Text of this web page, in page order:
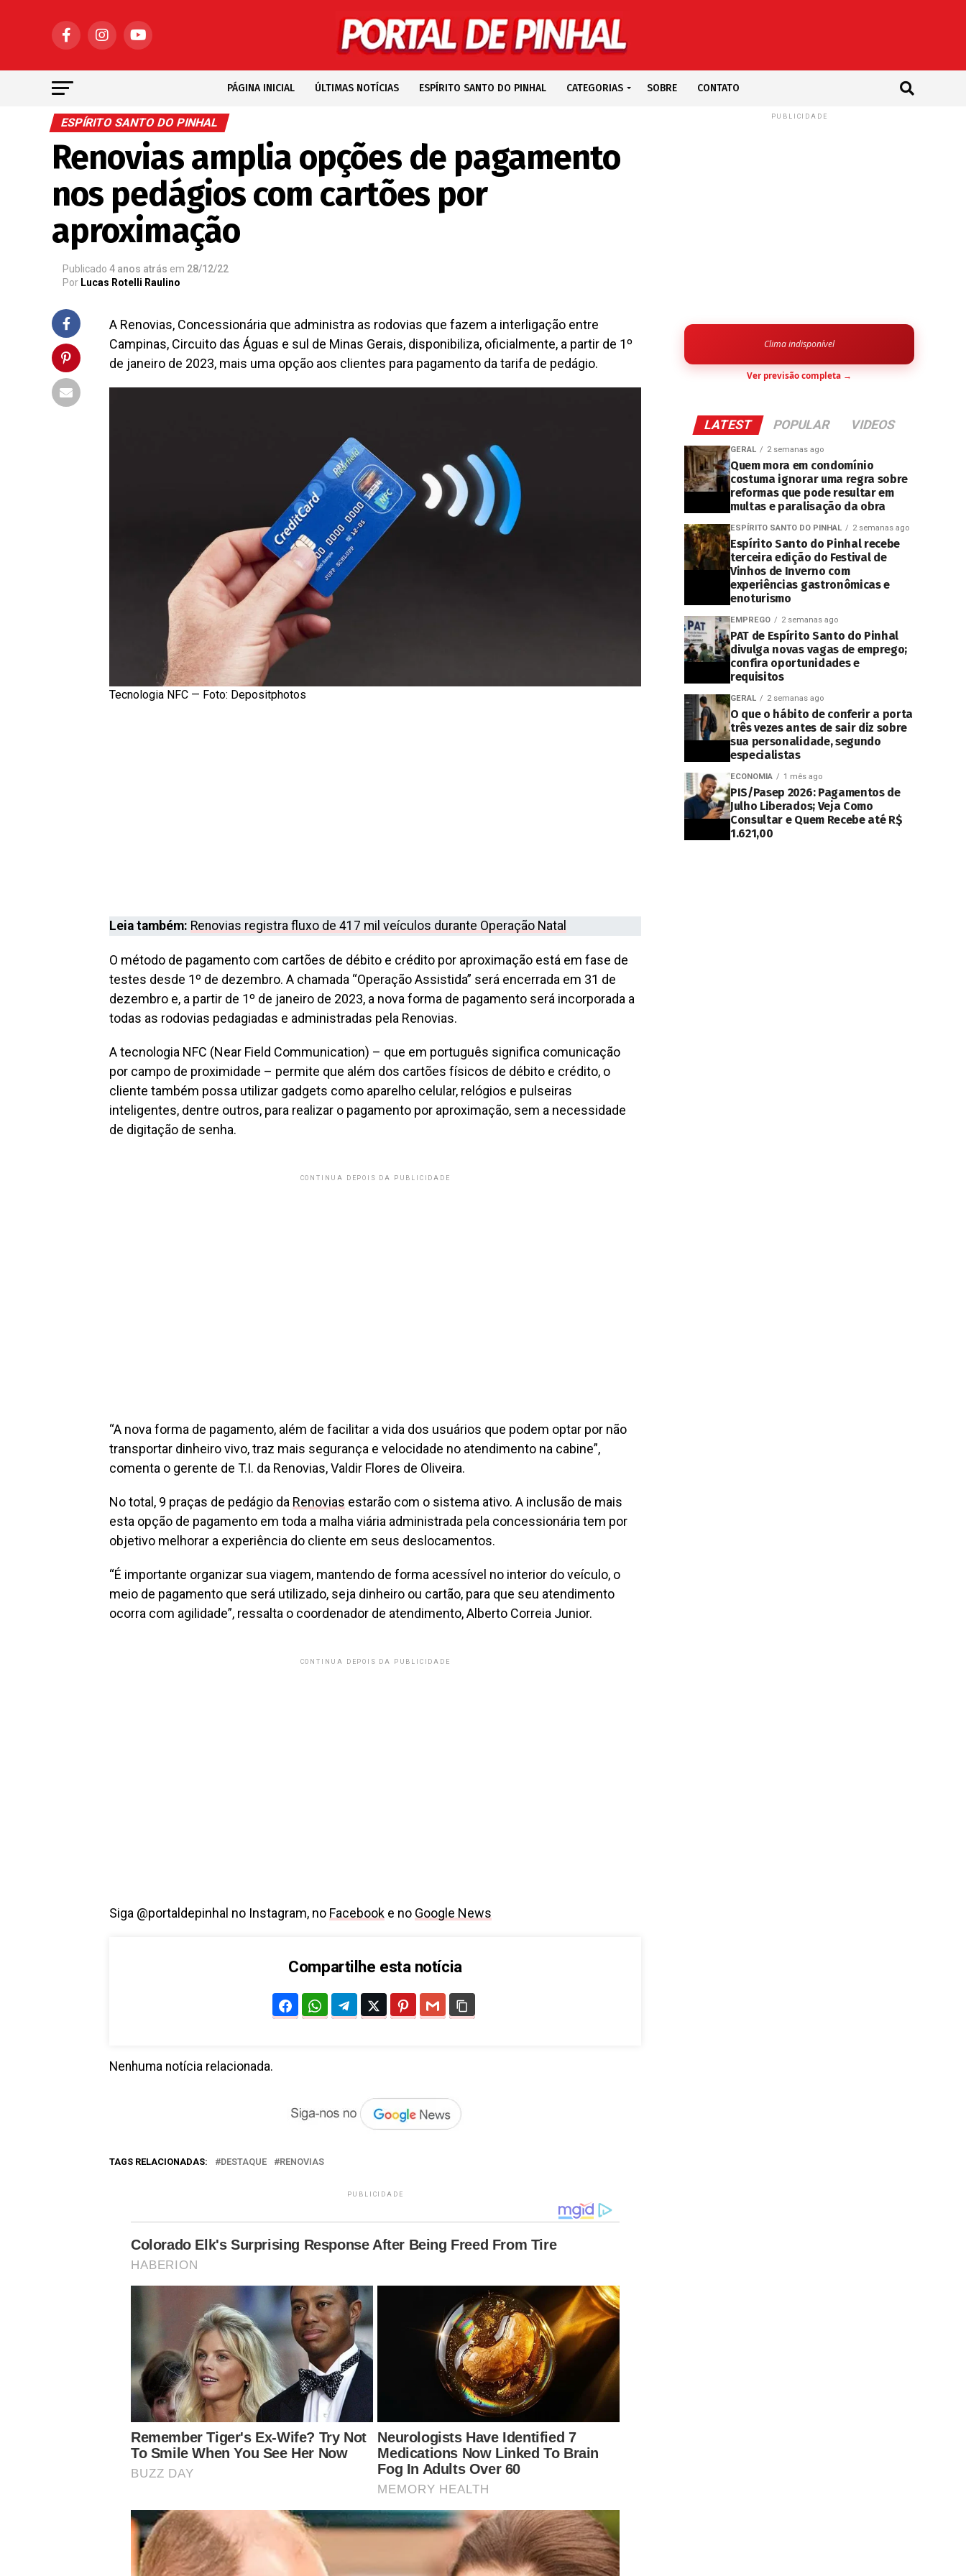
PÁGINA INICIAL ÚLTIMAS NOTÍCIAS ESPÍRITO SANTO DO PINHAL CATEGORIAS SOBRE CONTATO
ESPÍRITO SANTO DO PINHAL
Renovias amplia opções de pagamento
nos pedágios com cartões por
aproximação
Publicado 4 anos atrás em 28/12/22
Por Lucas Rotelli Raulino
A Renovias, Concessionária que administra as rodovias que fazem a interligação entre
Campinas, Circuito das Águas e sul de Minas Gerais, disponibiliza, oficialmente, a partir de 1º
de janeiro de 2023, mais uma opção aos clientes para pagamento da tarifa de pedágio.
Tecnologia NFC — Foto: Depositphotos
Leia também: Renovias registra fluxo de 417 mil veículos durante Operação Natal
O método de pagamento com cartões de débito e crédito por aproximação está em fase de
testes desde 1º de dezembro. A chamada “Operação Assistida” será encerrada em 31 de
dezembro e, a partir de 1º de janeiro de 2023, a nova forma de pagamento será incorporada a
todas as rodovias pedagiadas e administradas pela Renovias.
A tecnologia NFC (Near Field Communication) – que em português significa comunicação
por campo de proximidade – permite que além dos cartões físicos de débito e crédito, o
cliente também possa utilizar gadgets como aparelho celular, relógios e pulseiras
inteligentes, dentre outros, para realizar o pagamento por aproximação, sem a necessidade
de digitação de senha.
CONTINUA DEPOIS DA PUBLICIDADE
“A nova forma de pagamento, além de facilitar a vida dos usuários que podem optar por não
transportar dinheiro vivo, traz mais segurança e velocidade no atendimento na cabine”,
comenta o gerente de T.I. da Renovias, Valdir Flores de Oliveira.
No total, 9 praças de pedágio da Renovias estarão com o sistema ativo. A inclusão de mais
esta opção de pagamento em toda a malha viária administrada pela concessionária tem por
objetivo melhorar a experiência do cliente em seus deslocamentos.
“É importante organizar sua viagem, mantendo de forma acessível no interior do veículo, o
meio de pagamento que será utilizado, seja dinheiro ou cartão, para que seu atendimento
ocorra com agilidade”, ressalta o coordenador de atendimento, Alberto Correia Junior.
CONTINUA DEPOIS DA PUBLICIDADE
Siga @portaldepinhal no Instagram, no Facebook e no Google News
Compartilhe esta notícia
Nenhuma notícia relacionada.
TAGS RELACIONADAS: DESTAQUE RENOVIAS
PUBLICIDADE
PUBLICIDADE
Clima indisponível
Ver previsão completa →
LATEST POPULAR VIDEOS
GERAL 2 semanas ago
Quem mora em condomínio
costuma ignorar uma regra sobre
reformas que pode resultar em
multas e paralisação da obra
ESPÍRITO SANTO DO PINHAL 2 semanas ago
Espírito Santo do Pinhal recebe
terceira edição do Festival de
Vinhos de Inverno com
experiências gastronômicas e
enoturismo
EMPREGO 2 semanas ago
PAT de Espírito Santo do Pinhal
divulga novas vagas de emprego;
confira oportunidades e
requisitos
GERAL 2 semanas ago
O que o hábito de conferir a porta
três vezes antes de sair diz sobre
sua personalidade, segundo
especialistas
ECONOMIA 1 mês ago
PIS/Pasep 2026: Pagamentos de
Julho Liberados; Veja Como
Consultar e Quem Recebe até R$
1.621,00